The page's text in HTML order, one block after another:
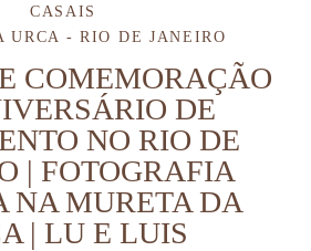
CASAIS
URCA - RIO DE JANEIRO
COMEMORAÇÃO
DE
NO RIO DE
| FOTOGRAFIA
NA MURETA DA
| LU E LUIS